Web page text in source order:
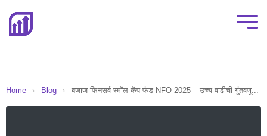
Home › Blog › बजाज फिनसर्व स्मॉल कॅप फंड NFO 2025 – उच्च-वाढीची गुंतवणू...